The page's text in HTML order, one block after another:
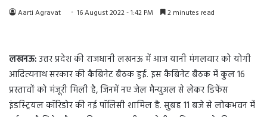
Aarti Agravat 16 August 2022 - 1:42 PM 2 minutes read
लखनऊ:उत्तर प्रदेश की राजधानी लखनऊ में आज यानी मंगलवार को योगी
आदित्यनाथ सरकार की कैबिनेट बैठक हुई. इस कैबिनेट बैठक में कुल 16
प्रस्तावों को मंजूरी मिली है, जिनमें नए जेल मैन्युअल से लेकर डिफेंस
इंडस्ट्रियल कॉरिडोर की नई पॉलिसी शामिल है. सुबह 11 बजे से लोकभवन में